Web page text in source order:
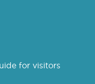
for visitors